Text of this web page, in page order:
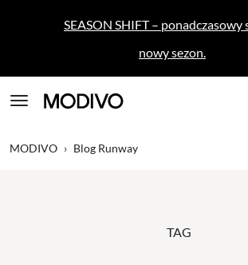
SEASON SHIFT – ponadczasowy
nowy sezon.
MODIVO › Blog Runway
TAG